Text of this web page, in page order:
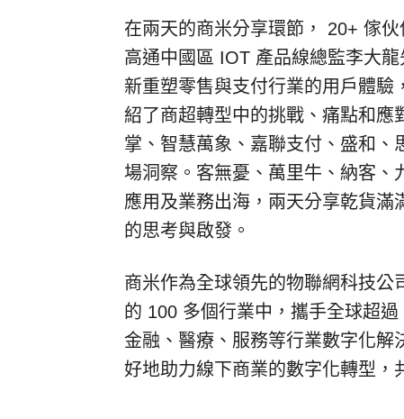
在兩天的商米分享環節， 20+ 傢伙
高通中國區 IOT 產品線總監李大
新重塑零售與支付行業的用戶體
紹了商超轉型中的挑戰、痛點和應
掌、智慧萬象、嘉聯支付、盛和、
場洞察。客無憂、萬里牛、納客、
應用及業務出海，兩天分享乾貨滿
的思考與啟發。
商米作為全球領先的物聯網科技公
的 100 多個行業中，攜手全球超過
金融、醫療、服務等行業數字化解
好地助力線下商業的數字化轉型，